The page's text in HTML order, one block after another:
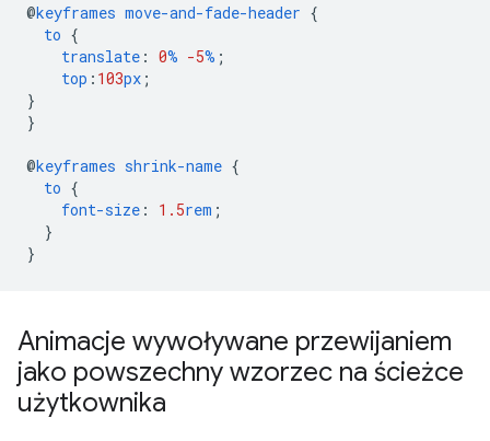
@keyframes move-and-fade-header {
to {
translate : 0% -5% ;
top : 103px ;
}
}
@keyframes shrink-name {
to {
font-size : 1.5rem ;
}
}
Animacje wywoływane przewijaniem
jako powszechny wzorzec na ścieżce
użytkownika